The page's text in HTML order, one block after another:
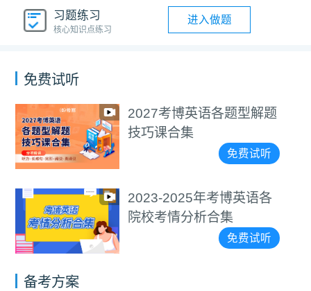
习题练习
核心知识点练习
进入做题
免费试听
医学考博4000+词汇朗读
视频教程
免费试听
通用考博4000+词汇朗读
视频教程
免费试听
备考方案